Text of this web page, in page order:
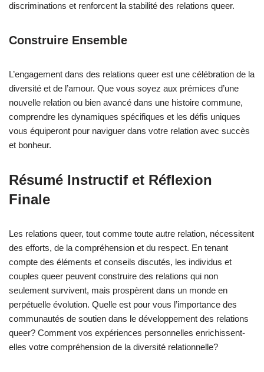
discriminations et renforcent la stabilité des relations queer.
Construire Ensemble
L’engagement dans des relations queer est une célébration de la
diversité et de l’amour. Que vous soyez aux prémices d’une
nouvelle relation ou bien avancé dans une histoire commune,
comprendre les dynamiques spécifiques et les défis uniques
vous équiperont pour naviguer dans votre relation avec succès
et bonheur.
Résumé Instructif et Réflexion
Finale
Les relations queer, tout comme toute autre relation, nécessitent
des efforts, de la compréhension et du respect. En tenant
compte des éléments et conseils discutés, les individus et
couples queer peuvent construire des relations qui non
seulement survivent, mais prospèrent dans un monde en
perpétuelle évolution. Quelle est pour vous l’importance des
communautés de soutien dans le développement des relations
queer? Comment vos expériences personnelles enrichissent-
elles votre compréhension de la diversité relationnelle?